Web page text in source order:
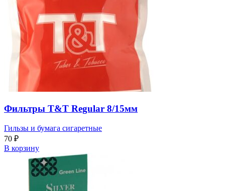
Фильтры T&T Regular 8/15мм
Гильзы и бумага сигаретные
70 ₽
В корзину